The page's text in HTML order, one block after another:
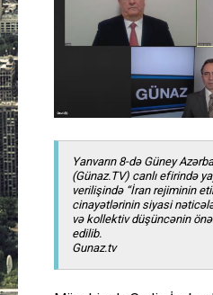
Yanvarın 8-də Güney
(Günaz.TV) canlı efirində
verilişində “İran rejiminin
cinayətlərinin siyasi
və kollektiv düşüncənin
edilib.
Gunaz.tv